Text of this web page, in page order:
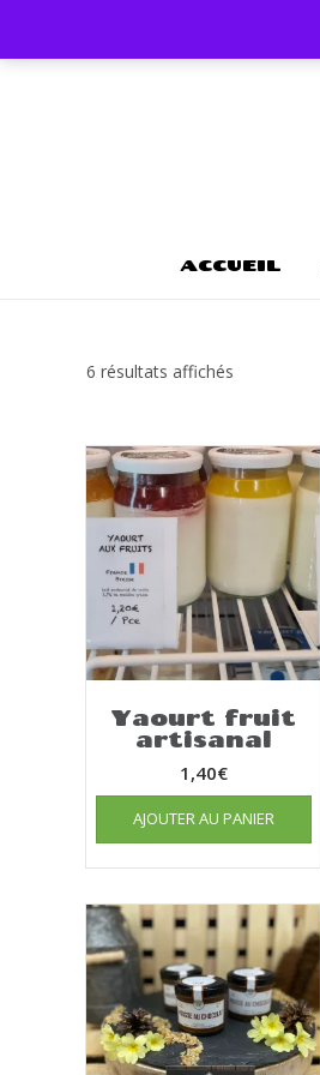
ACCUEIL
6 résultats affichés
Yaourt fruit
artisanal
1,40€
AJOUTER AU PANIER